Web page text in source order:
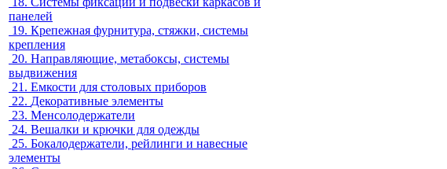
панелей
19. Крепежная фурнитура, стяжки, системы
крепления
20. Направляющие, метабоксы, системы
выдвижения
21. Емкости для столовых приборов
22. Декоративные элементы
23. Менсолодержатели
24. Вешалки и крючки для одежды
25. Бокалодержатели, рейлинги и навесные
элементы